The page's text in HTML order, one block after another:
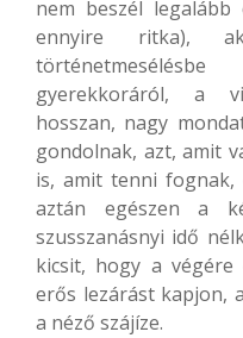
nem beszél legalább
ennyire ritka),
gyerekkoráról, a
hosszan, nagy
gondolnak, azt, amit
is, amit tenni fognak,
aztán egészen a
szusszanásnyi idő
kicsit, hogy a végére
erős lezárást kapjon,
a néző szájíze.